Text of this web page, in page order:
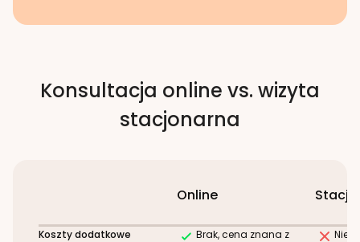
Konsultacja online vs. wizyta
stacjonarna
Online
Koszty dodatkowe
Brak, cena znana z